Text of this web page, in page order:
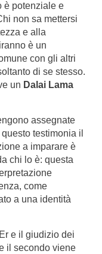
è potenziale e
non sa mettersi
e alla
è un
con gli altri
di se stesso.
un Dalai Lama
assegnate
testimonia il
a imparare è
chi lo è: questa
come
a una identità
e il giudizio dei
il secondo viene